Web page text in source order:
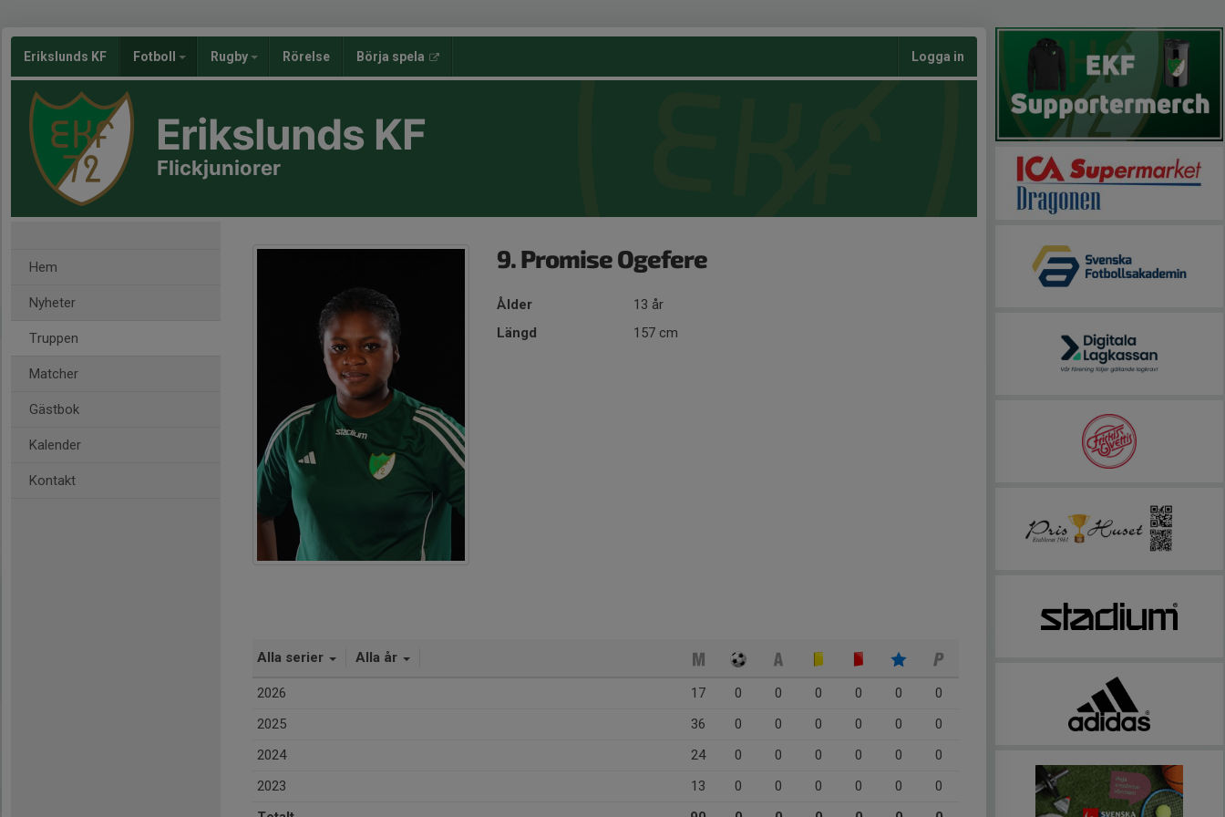
Erikslunds KF Fotboll Rugby Rörelse Börja spela Logga in
Erikslunds KF
Flickjuniorer
Hem
Nyheter
Truppen
Matcher
Gästbok
Kalender
Kontakt
9. Promise Ogefere
Ålder
13 år
Längd
157 cm
Alla serier Alla år
2026 17 0 0 0 0 0
0
2025
36 0 0 0 0 0
0
2024
24 0 0 0 0 0
0
2023
13 0 0 0 0 0
0